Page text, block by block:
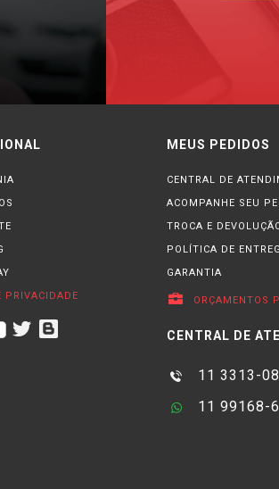
PRIVACIDADE
MEUS PEDIDOS
CENTRAL DE
ACOMPANHE SEU
TROCA E
POLÍTICA DE
GARANTIA
ORÇAMENTOS
CENTRAL DE
11 3313-
11 99168-